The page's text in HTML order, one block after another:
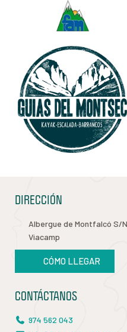
DIRECCIÓN
Albergue de Montfalcó S/
Viacamp
CÓMO LLEGAR
CONTÁCTANOS
974 562 043